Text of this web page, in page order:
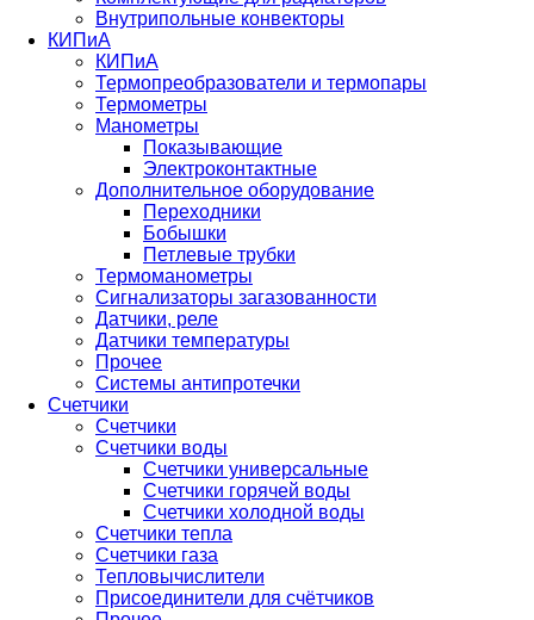
Внутрипольные конвекторы
КИПиА
КИПиА
Термопреобразователи и термопары
Термометры
Манометры
Показывающие
Электроконтактные
Дополнительное оборудование
Переходники
Бобышки
Петлевые трубки
Термоманометры
Сигнализаторы загазованности
Датчики, реле
Датчики температуры
Прочее
Системы антипротечки
Счетчики
Счетчики
Счетчики воды
Счетчики универсальные
Счетчики горячей воды
Счетчики холодной воды
Счетчики тепла
Счетчики газа
Тепловычислители
Присоединители для счётчиков